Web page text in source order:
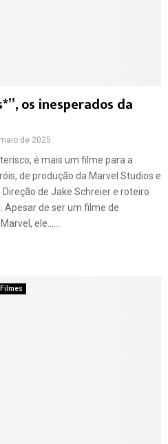
os inesperados da
de 2025
é mais um filme para a
de produção da Marvel Studios e
de Jake Schreier e roteiro
Apesar de ser um filme de
ele......
Filmes